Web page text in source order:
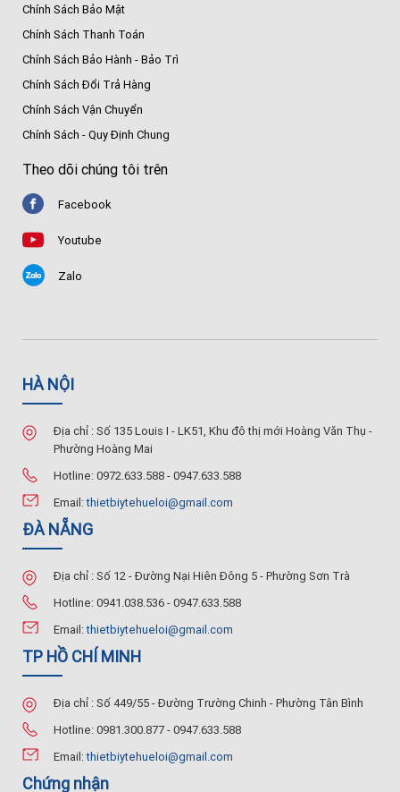
Chính Sách Bảo Mật
Chính Sách Thanh Toán
Chính Sách Bảo Hành - Bảo Trì
Chính Sách Đổi Trả Hàng
Chính Sách Vận Chuyển
Chính Sách - Quy Định Chung
Theo dõi chúng tôi trên
Facebook
Youtube
Zalo
HÀ NỘI
Địa chỉ : Số 135 Louis I - LK51, Khu đô thị mới Hoàng Văn Thụ -
Phường Hoàng Mai
Hotline: 0972.633.588 - 0947.633.588
Email:thietbiytehueloi@gmail.com
ĐÀ NẴNG
Địa chỉ : Số 12 - Đường Nại Hiên Đông 5 - Phường Sơn Trà
Hotline: 0941.038.536 - 0947.633.588
Email:thietbiytehueloi@gmail.com
TP HỒ CHÍ MINH
Địa chỉ : Số 449/55 - Đường Trường Chinh - Phường Tân Bình
Hotline: 0981.300.877 - 0947.633.588
Email:thietbiytehueloi@gmail.com
Chứng nhận